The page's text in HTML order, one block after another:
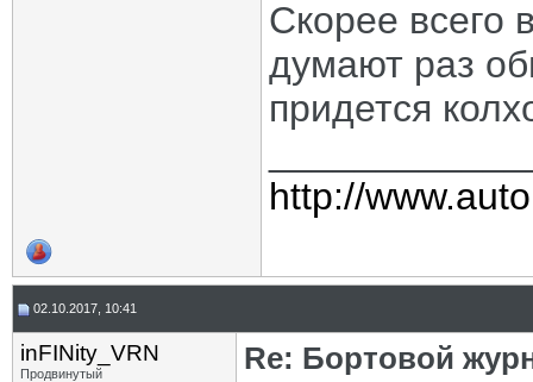
Скорее всего
думают раз
придется
http://
02.10.2017, 10:41
inFINity_VRN
Продвинутый
Re: Бортовой